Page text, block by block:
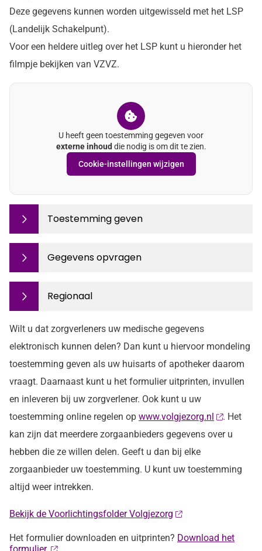
Deze gegevens kunnen worden uitgewisseld met het LSP
(Landelijk Schakelpunt).
Voor een heldere uitleg over het LSP kunt u hieronder het
filmpje bekijken van VZVZ.
U heeft geen toestemming gegeven voor
externe inhoud die nodig is om dit te zien.
Cookie-instellingen wijzigen
Toestemming geven
Gegevens opvragen
Regionaal
Wilt u dat zorgverleners uw medische gegevens
elektronisch kunnen delen? Dan kunt u hiervoor mondeling
toestemming geven als uw huisarts of apotheker daarom
vraagt. Daarnaast kunt u het formulier uitprinten, invullen
en inleveren bij uw zorgverlener. Ook kunt u uw
toestemming online regelen op www.volgjezorg.nl
. Het
kan zijn dat meerdere zorgaanbieders gegevens over u
hebben die ze willen delen. Geeft u dan bij elke
zorgaanbieder uw toestemming. U kunt uw toestemming
altijd weer intrekken.
Bekijk de Voorlichtingsfolder Volgjezorg
Het formulier downloaden en uitprinten? Download het
formulier.